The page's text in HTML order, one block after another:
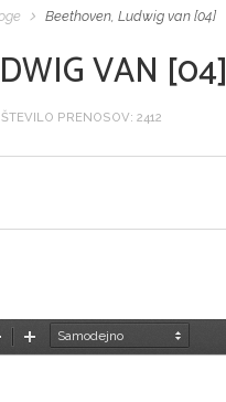
Beethoven, Ludwig van [04]
VAN [04]
PRENOSOV: 2412
PomanjšajPovečaj